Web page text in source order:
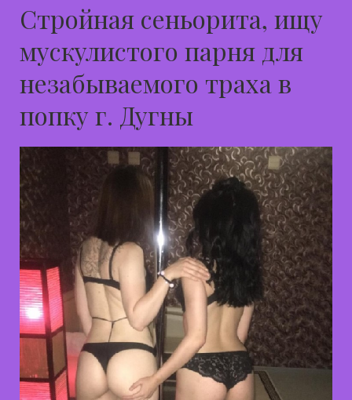
Стройная сеньорита, ищу
мускулистого парня для
незабываемого траха в
попку г. Дугны